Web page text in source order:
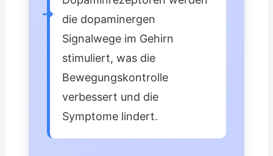
die dopaminergen
Signalwege im Gehirn
stimuliert, was die
Bewegungskontrolle
verbessert und die
Symptome lindert.